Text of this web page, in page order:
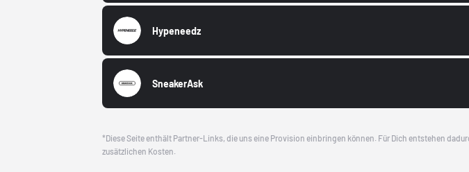
Hypeneedz
SneakerAsk
*Diese Seite enthält Partner-Links, die uns eine Provision einbringen können. Für Dich entstehen
zusätzlichen Kosten.